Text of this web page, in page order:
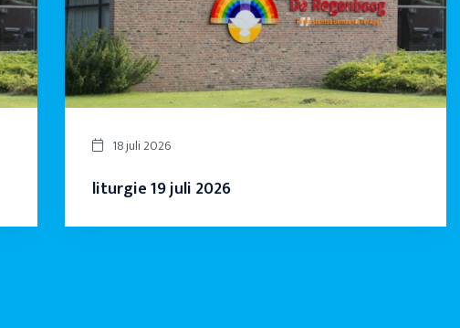
18 juli 2026
liturgie 19 juli 2026